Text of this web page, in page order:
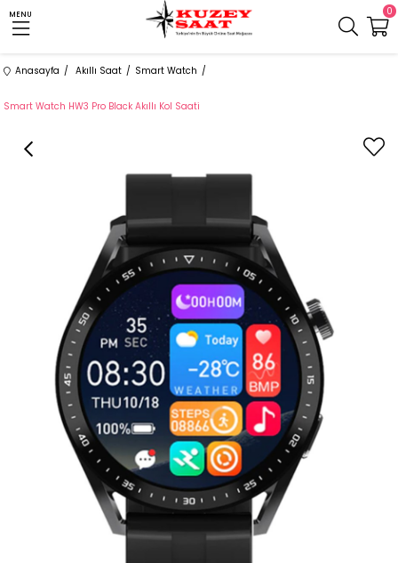
MENU 0
Anasayfa Akıllı Saat Smart Watch
Smart Watch HW3 Pro Black Akıllı Kol Saati